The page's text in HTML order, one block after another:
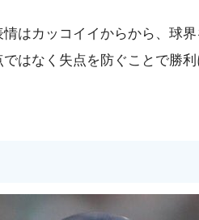
情はカッコイイからから、球
はなく失点を防ぐことで勝